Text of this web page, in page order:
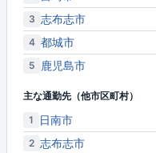
3 志布志市
4 都城市
5
鹿児島市
主な通勤先（他市区町村）
1
日南市
2 志布志市